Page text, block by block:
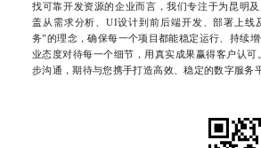
找可靠开发资源的企业而言，我们专注于为昆明
盖从需求分析、UI设计到前后端开发、部署上线
务”的理念，确保每一个项目都能稳定运行、持续
业态度对待每一个细节，用真实成果赢得客户认
步沟通，期待与您携手打造高效、稳定的数字服务